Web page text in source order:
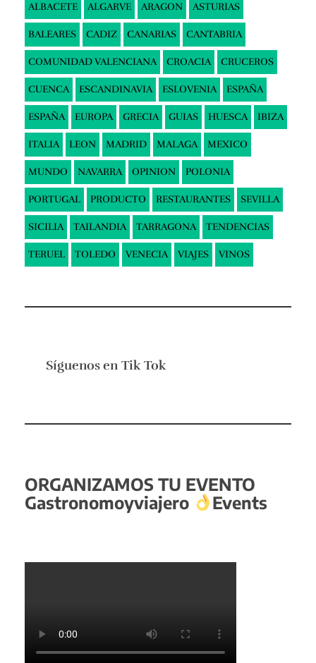
ALBACETE ALGARVE ARAGON ASTURIAS
BALEARES CADIZ CANARIAS CANTABRIA
COMUNIDAD VALENCIANA CROACIA CRUCEROS
CUENCA ESCANDINAVIA ESLOVENIA ESPAÑA
ESPAÑA EUROPA GRECIA GUIAS HUESCA IBIZA
ITALIA LEON MADRID MALAGA MEXICO
MUNDO NAVARRA OPINION POLONIA
PORTUGAL PRODUCTO RESTAURANTES SEVILLA
SICILIA TAILANDIA TARRAGONA TENDENCIAS
TERUEL TOLEDO VENECIA VIAJES VINOS
Síguenos en Tik Tok
ORGANIZAMOS TU EVENTO
Gastronomoyviajero
Events